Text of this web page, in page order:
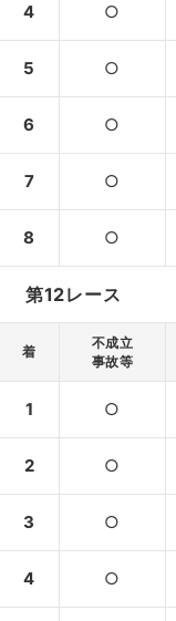
4 ○
5 ○
6 ○
7 ○
8 ○
第12レース
着
不成立
事故等
1 ○
2 ○
3 ○
4 ○